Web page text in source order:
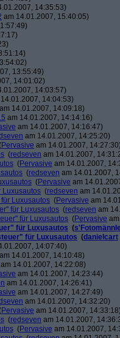
14:35:53)
am 14.01.2007, 15:40:05)
13:55:49)
14:01:02)
14:03:57)
14:04:53)
am 14.01.2007, 14:09:18)
am 14.01.2007, 14:14:16)
am 14.01.2007, 14:16:47)
am 14.01.2007, 14:25:20)
Pervasive am 14.01.2007, 14:27:30)
(redseven am 14.01.2007,
(Pervasive am 14.01.2007,
(redseven am 14.01.2007,
(Pervasive am
Luxusautos (redseven am
Luxusautos (Pervasive am
für Luxusautos (redseven am
für Luxusautos (Pervasive
für Luxusautos (s'Fotomännle
für Luxusautos (danielcart
14:07:40)
am 14.01.2007, 14:10:48)
am 14.01.2007, 14:22:08)
am 14.01.2007, 14:23:44)
am 14.01.2007, 14:26:41)
am 14.01.2007, 14:27:49)
am 14.01.2007, 14:32:20)
Pervasive am 14.01.2007, 14:33:18)
(redseven am 14.01.2007,
(Pervasive am 14.01.2007,